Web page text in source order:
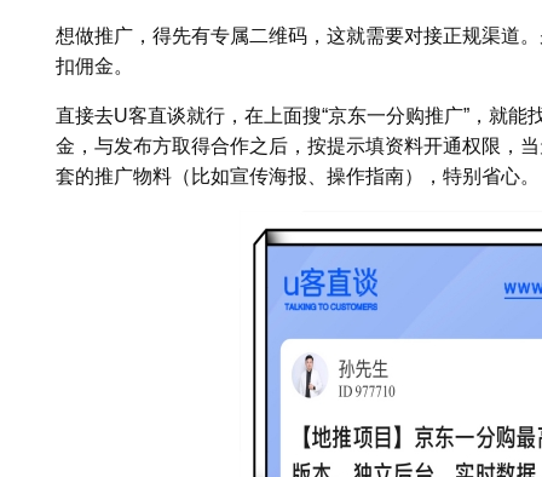
想做推广，得先有专属二维码，这就需要对接正规渠道
扣佣金。
直接去U客直谈就行，在上面搜“京东一分购推广”，就
金，与发布方取得合作之后，按提示填资料开通权限，
套的推广物料（比如宣传海报、操作指南），特别省心。